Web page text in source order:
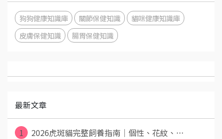
狗狗健康知識庫 關節保健知識
貓咪健康知識庫
皮膚保健知識
腸胃保健知識
最新文章
1
2026虎斑貓完整飼養指南｜個性、花紋、⋯